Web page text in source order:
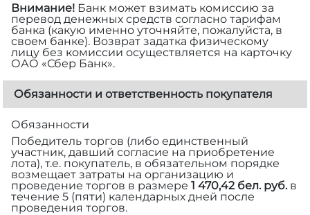
Внимание! Банк может взимать комиссию за
перевод денежных средств согласно тарифам
банка (какую именно уточняйте, пожалуйста, в
своем банке). Возврат задатка физическому
лицу без комиссии осуществляется на карточку
ОАО «Сбер Банк».
Обязанности и ответственность покупателя
Обязанности
Победитель торгов (либо единственный
участник, давший согласие на приобретение
лота), т.е. покупатель, в обязательном порядке
возмещает затраты на организацию и
проведение торгов в размере 1 470,42 бел. руб.в
течение 5 (пяти) календарных дней после
проведения торгов.